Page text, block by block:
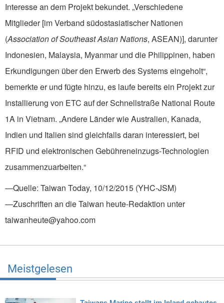
Interesse an dem Projekt bekundet. „Verschiedene
Mitglieder [im Verband südostasiatischer Nationen
(Association of Southeast Asian Nations, ASEAN)], darunter
Indonesien, Malaysia, Myanmar und die Philippinen, haben
Erkundigungen über den Erwerb des Systems eingeholt“,
bemerkte er und fügte hinzu, es laufe bereits ein Projekt zur
Installierung von ETC auf der Schnellstraße National Route
1A in Vietnam. „Andere Länder wie Australien, Kanada,
Indien und Italien sind gleichfalls daran interessiert, bei
RFID und elektronischen Gebühreneinzugs-Technologien
zusammenzuarbeiten.“
—Quelle: Taiwan Today, 10/12/2015 (YHC-JSM)
—Zuschriften an die Taiwan heute-Redaktion unter
taiwanheute@yahoo.com
Meistgelesen